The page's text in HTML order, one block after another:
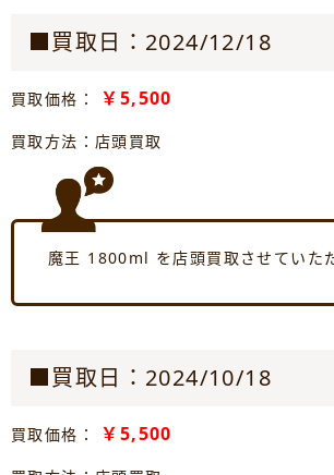
■買取日：2024/12/18
買取価格： ￥5,500
買取方法：店頭買取
魔王 1800ml を店頭買取させていた
■買取日：2024/10/18
買取価格： ￥5,500